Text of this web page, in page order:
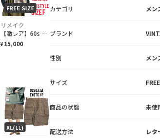
FREE SIZE
リメイク
【激レア】60s PREMIER ANTISTYLE カスタムワークシャツ【SIZE F】
¥ 15,000
XL(LL)
カテゴリ メン
ブランド
性別 メン
サイズ
商品の状態 未使
配送方法 レタ